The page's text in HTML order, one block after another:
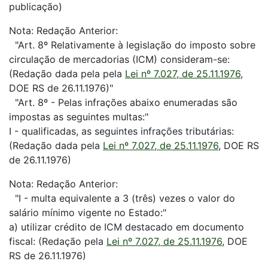
publicação)
Nota: Redação Anterior:
"Art. 8º Relativamente à legislação do imposto sobre
circulação de mercadorias (ICM) consideram-se:
(Redação dada pela pela Lei nº 7.027, de 25.11.1976,
DOE RS de 26.11.1976)"
"Art. 8º - Pelas infrações abaixo enumeradas são
impostas as seguintes multas:"
I - qualificadas, as seguintes infrações tributárias:
(Redação dada pela Lei nº 7.027, de 25.11.1976, DOE RS
de 26.11.1976)
Nota: Redação Anterior:
"I - multa equivalente a 3 (três) vezes o valor do
salário mínimo vigente no Estado:"
a) utilizar crédito de ICM destacado em documento
fiscal: (Redação pela Lei nº 7.027, de 25.11.1976, DOE
RS de 26.11.1976)